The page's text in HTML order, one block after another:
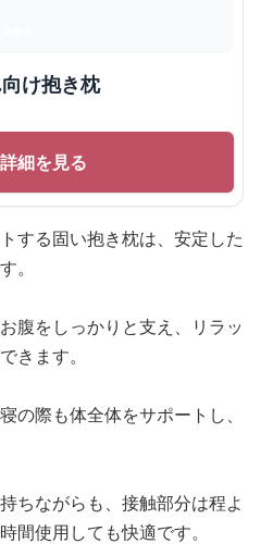
け抱き枕
細を見る
する固い抱き枕は、安定した
。
腹をしっかりと支え、リラッ
きます。
の際も体全体をサポートし、
ちながらも、接触部分は程よ
間使用しても快適です。